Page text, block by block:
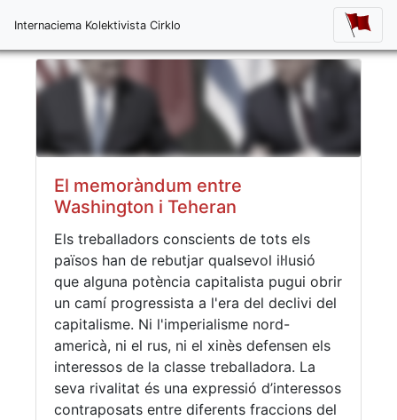
Internaciema Kolektivista Cirklo
El memoràndum entre
Washington i Teheran
Els treballadors conscients de tots els
països han de rebutjar qualsevol il·lusió
que alguna potència capitalista pugui obrir
un camí progressista a l'era del declivi del
capitalisme. Ni l'imperialisme nord-
americà, ni el rus, ni el xinès defensen els
interessos de la classe treballadora. La
seva rivalitat és una expressió d’interessos
contraposats entre diferents fraccions del